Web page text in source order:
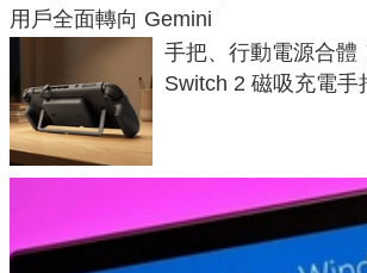
用戶全面轉向 Gemini
手把、行動電源合體
Switch 2 磁吸充電手